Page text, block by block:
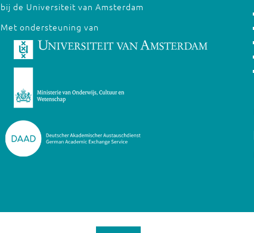
bij de Universiteit van Amsterdam
Met ondersteuning van